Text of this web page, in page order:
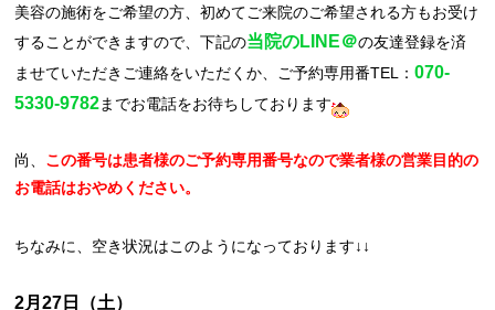
美容の施術をご希望の方、初めてご来院のご希望される方もお受け
することができますので、下記の当院のLINE＠の友達登録を済
ませていただきご連絡をいただくか、ご予約専用番TEL：070-
5330-9782までお電話をお待ちしております
尚、 この番号は患者様のご予約専用番号なので業者様の営業目的の
お電話はおやめください。
ちなみに、空き状況はこのようになっております↓↓
2月27日（土）